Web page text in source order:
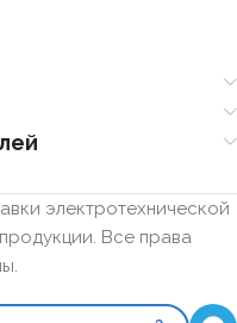
электротехнической
Все права